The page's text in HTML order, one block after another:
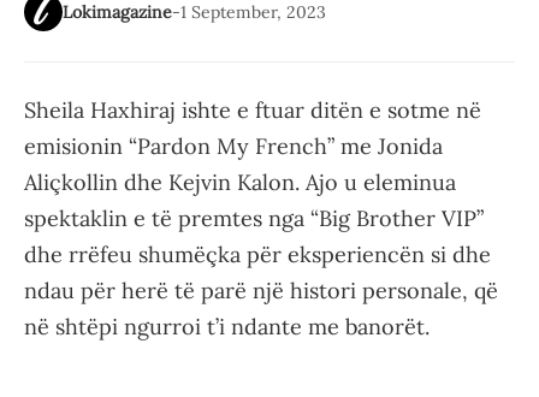
Lokimagazine-1 September, 2023
Sheila Haxhiraj ishte e ftuar ditën e sotme në
emisionin “Pardon My French” me Jonida
Aliçkollin dhe Kejvin Kalon. Ajo u eleminua
spektaklin e të premtes nga “Big Brother VIP”
dhe rrëfeu shumëçka për eksperiencën si dhe
ndau për herë të parë një histori personale, që
në shtëpi ngurroi t’i ndante me banorët.